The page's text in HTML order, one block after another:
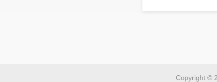
Copyright ©